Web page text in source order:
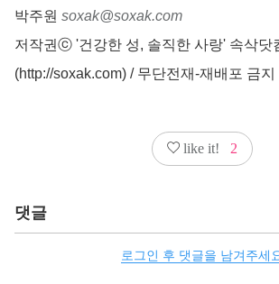
박주원 soxak@soxak.com
저작권ⓒ '건강한 성, 솔직한 사랑' 속삭닷
(http://soxak.com) / 무단전재-재배포 금지
like it! 2
댓글
로그인 후 댓글을 남겨주세